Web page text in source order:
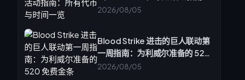
所有代币与时间一览
2026/08/05
Blood Strike 进击的巨人联动第
一周指南：为利威尔准备的 520
免费金条
2026/08/05